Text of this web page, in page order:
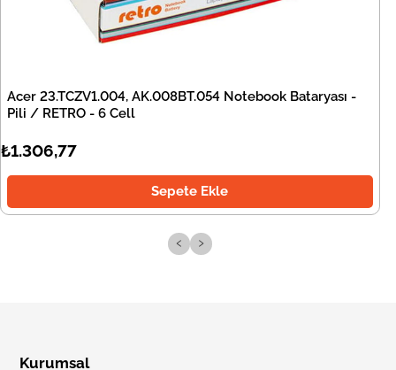
Acer 23.TCZV1.004, AK.008BT.054 Notebook Bataryası -
Pili / RETRO - 6 Cell
₺1.306,77
Sepete Ekle
‹ ›
Kurumsal